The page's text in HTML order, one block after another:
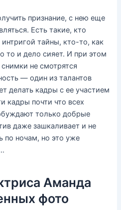
признание, с нею еще
Есть такие, кто
тайны, кто-то, как
то и дело сияет. И при этом
не смотрятся
— один из талантов
делать кадры с ее участием
кадры почти что всех
только добрые
даже зашкаливает и не
по ночам, но это уже
Аманда
фото